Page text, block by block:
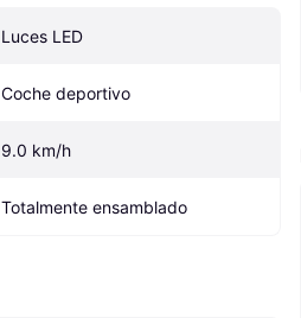
Luces LED
Coche deportivo
9.0 km/h
Totalmente ensamblado